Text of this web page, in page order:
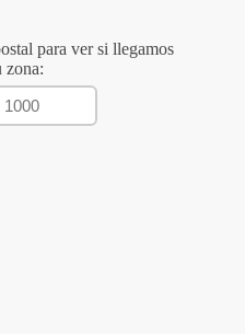
para ver si llegamos
zona: